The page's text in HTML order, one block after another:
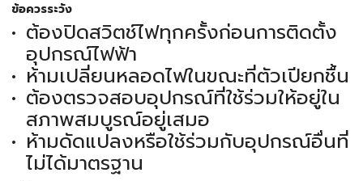
ข้อควรระวัง
ต้องปิดสวิตช์ไฟทุกครั้งก่อนการติดตั้ง
อุปกรณ์ไฟฟ้า
ห้ามเปลี่ยนหลอดไฟในขณะที่ตัวเปียกชื้น
ต้องตรวจสอบอุปกรณ์ที่ใช้ร่วมให้อยู่ใน
สภาพสมบูรณ์อยู่เสมอ
ห้ามดัดแปลงหรือใช้ร่วมกับอุปกรณ์อื่นที่
ไม่ได้มาตรฐาน